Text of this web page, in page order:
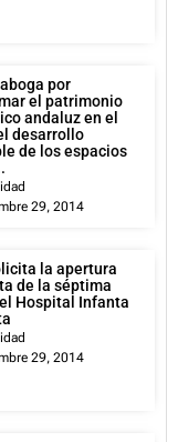
por
el patrimonio
andaluz en el
desarrollo
de los espacios
29, 2014
la apertura
de la séptima
Hospital Infanta
29, 2014